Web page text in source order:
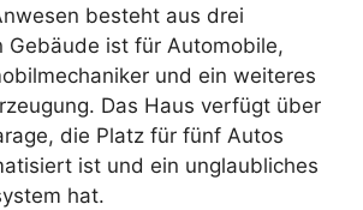
besteht aus drei
Gebäude ist für Automobile,
und ein weiteres
Das Haus verfügt über
die Platz für fünf Autos
ist und ein unglaubliches
hat.